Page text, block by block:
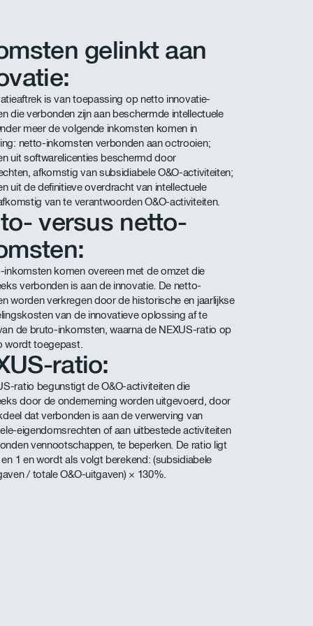
gelinkt aan
is van toepassing op netto innovatie-
die verbonden zijn aan beschermde intellectuele
meer de volgende inkomsten komen in
netto-inkomsten verbonden aan octrooien;
uit softwarelicenties beschermd door
afkomstig van subsidiabele O&O-activiteiten;
uit de definitieve overdracht van intellectuele
van te verantwoorden O&O-activiteiten.
versus netto-
inkomsten komen overeen met de omzet die
verbonden is aan de innovatie. De netto-
worden verkregen door de historische en jaarlijkse
van de innovatieve oplossing af te
de bruto-inkomsten, waarna de NEXUS-ratio op
wordt toegepast.
ratio:
ratio begunstigt de O&O-activiteiten die
door de onderneming worden uitgevoerd, door
dat verbonden is aan de verwerving van
eigendomsrechten of aan uitbestede activiteiten
vennootschappen, te beperken. De ratio ligt
1 en wordt als volgt berekend: (subsidiabele
/ totale O&O-uitgaven) × 130%.